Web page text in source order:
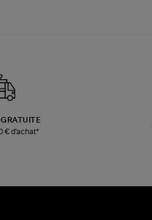
GRATUITE
€ d'achat*